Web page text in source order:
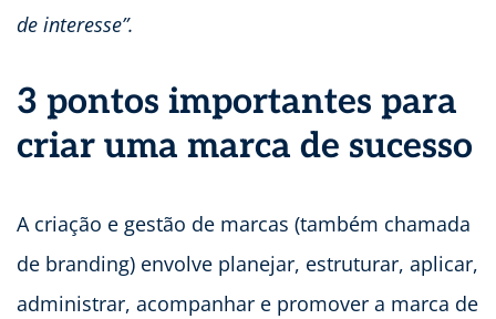
de interesse”.
3 pontos importantes para
criar uma marca de sucesso
A criação e gestão de marcas (também chamada
de branding) envolve planejar, estruturar, aplicar,
administrar, acompanhar e promover a marca de